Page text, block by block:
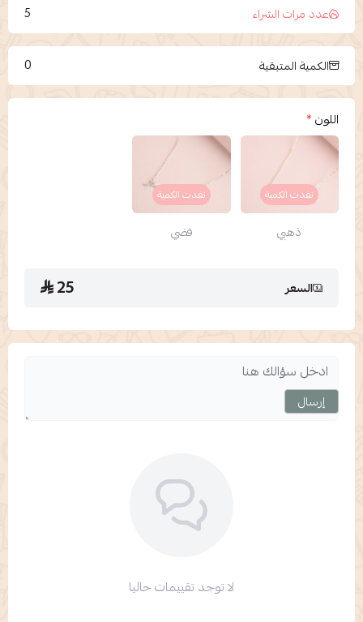
عدد مرات الشراء 5
الكمية المتبقية 0
اللون*
نفدت الكمية
ذهبي
نفدت الكمية
فضي
السعر 25
إرسال
لا توجد تقييمات حاليا